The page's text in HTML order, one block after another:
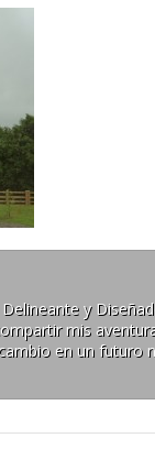
y
mis
en un futuro